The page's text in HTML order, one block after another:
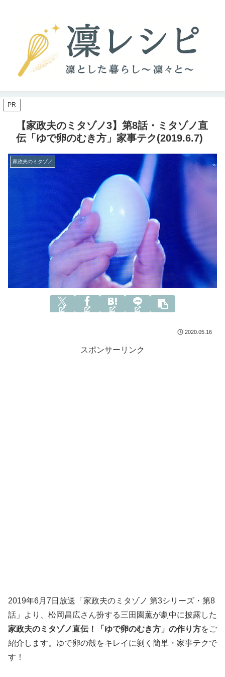
PR
【家政夫のミタゾノ3】第8話・ミタゾノ直
伝「ゆで卵のむき方」家事テク(2019.6.7)
家政夫のミタゾノ
2020.05.16
スポンサーリンク
2019年6月7日放送「家政夫のミタゾノ 第3シリーズ・第8
話」より、松岡昌広さん扮する三田園薫が劇中に披露した
家政夫のミタゾノ直伝！「ゆで卵のむき方」の作り方をご
紹介します。ゆで卵の殻をキレイに剝く簡単・家事テクで
す！